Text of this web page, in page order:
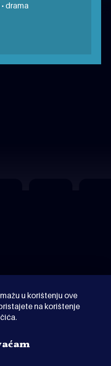
u korištenju ove
na korištenje
• drama
besplatno
programa.
programa.